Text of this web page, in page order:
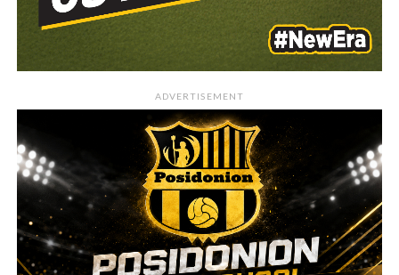
ADVERTISEMENT